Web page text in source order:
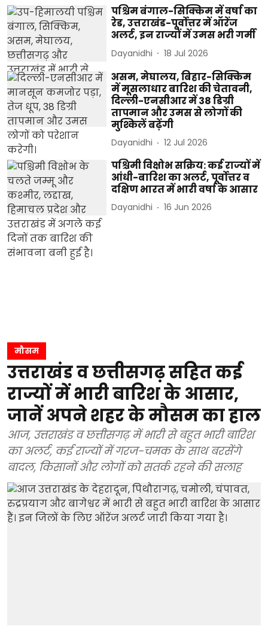
पश्चिम बंगाल-सिक्किम में वर्षा का
रेड, उत्तराखंड-पूर्वोत्तर में ऑरेंज
अलर्ट, इन राज्यों में उमस भरी गर्मी
Dayanidhi 18 Jul 2026
असम, मेघालय, बिहार-सिक्किम
में मूसलाधार बारिश की चेतावनी,
दिल्ली-एनसीआर में 38 डिग्री
तापमान और उमस से लोगों की
मुश्किलें बढ़ेंगी
Dayanidhi 12 Jul 2026
पश्चिमी विक्षोभ सक्रिय: कई राज्यों में
आंधी-बारिश का अलर्ट, पूर्वोत्तर व
दक्षिण भारत में भारी वर्षा के आसार
Dayanidhi 16 Jun 2026
मौसम
उत्तराखंड व छत्तीसगढ़ सहित कई
राज्यों में भारी बारिश के आसार,
जानें अपने शहर के मौसम का हाल
आज, उत्तराखंड व छत्तीसगढ़ में भारी से बहुत भारी बारिश
का अलर्ट, कई राज्यों में गरज-चमक के साथ बरसेंगे
बादल, किसानों और लोगों को सतर्क रहने की सलाह